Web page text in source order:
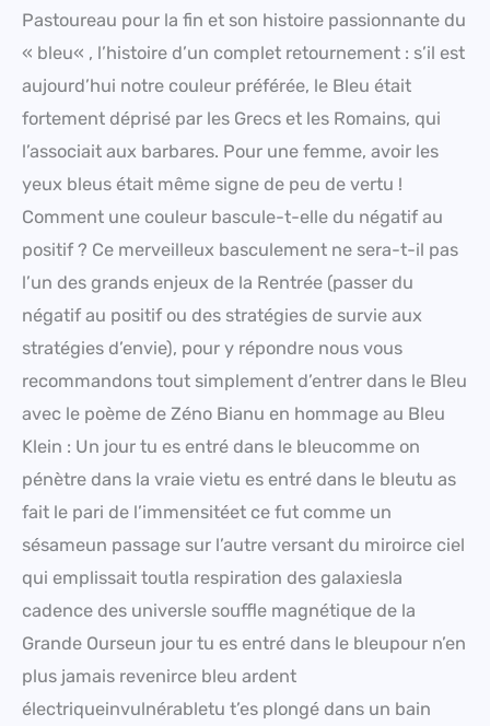
Pastoureau pour la fin et son histoire passionnante du
« bleu« , l’histoire d’un complet retournement : s’il est
aujourd’hui notre couleur préférée, le Bleu était
fortement déprisé par les Grecs et les Romains, qui
l’associait aux barbares. Pour une femme, avoir les
yeux bleus était même signe de peu de vertu !
Comment une couleur bascule-t-elle du négatif au
positif ? Ce merveilleux basculement ne sera-t-il pas
l’un des grands enjeux de la Rentrée (passer du
négatif au positif ou des stratégies de survie aux
stratégies d’envie), pour y répondre nous vous
recommandons tout simplement d’entrer dans le Bleu
avec le poème de Zéno Bianu en hommage au Bleu
Klein : Un jour tu es entré dans le bleucomme on
pénètre dans la vraie vietu es entré dans le bleutu as
fait le pari de l’immensitéet ce fut comme un
sésameun passage sur l’autre versant du miroirce ciel
qui emplissait toutla respiration des galaxiesla
cadence des universle souffle magnétique de la
Grande Ourseun jour tu es entré dans le bleupour n’en
plus jamais revenirce bleu ardent
électriqueinvulnérabletu t’es plongé dans un bain